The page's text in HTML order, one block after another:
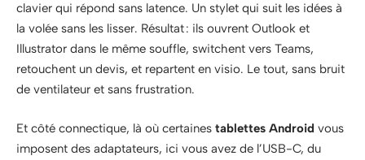
clavier qui répond sans latence. Un stylet qui suit les idées à
la volée sans les lisser. Résultat : ils ouvrent Outlook et
Illustrator dans le même souffle, switchent vers Teams,
retouchent un devis, et repartent en visio. Le tout, sans bruit
de ventilateur et sans frustration.
Et côté connectique, là où certaines tablettes Android vous
imposent des adaptateurs, ici vous avez de l’USB-C, du